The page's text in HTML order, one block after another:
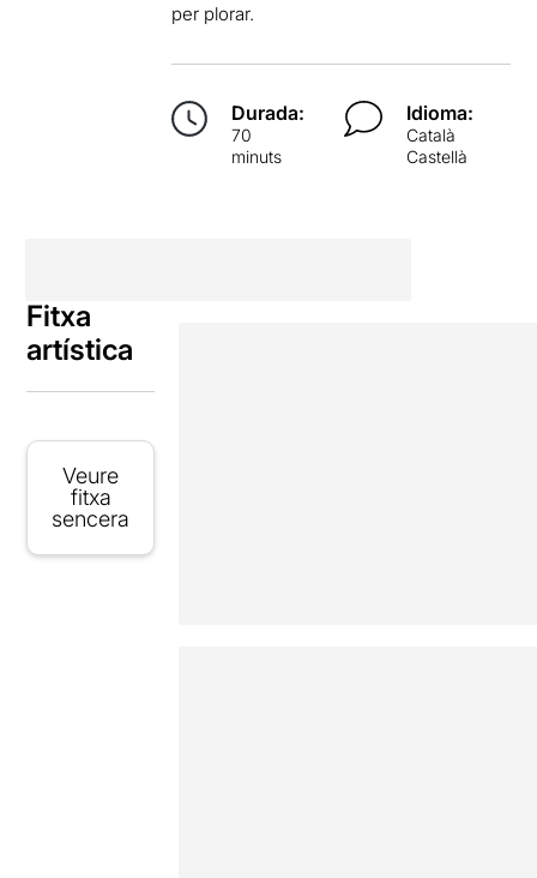
per plorar.
Durada:
70
minuts
Idioma:
Català
Castellà
Fitxa
artística
Veure
fitxa
sencera